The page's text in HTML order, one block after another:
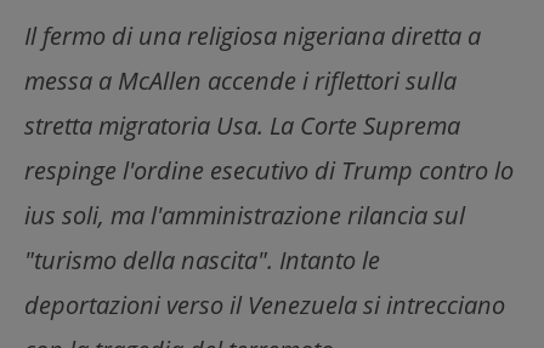
Il fermo di una religiosa nigeriana diretta a
messa a McAllen accende i riflettori sulla
stretta migratoria Usa. La Corte Suprema
respinge l'ordine esecutivo di Trump contro lo
ius soli, ma l'amministrazione rilancia sul
"turismo della nascita". Intanto le
deportazioni verso il Venezuela si intrecciano